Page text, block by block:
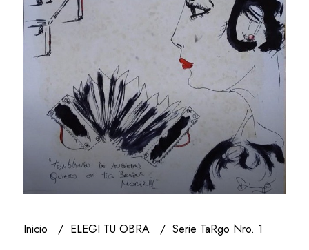
Inicio ELEGI TU OBRA Serie TaRgo Nro. 1